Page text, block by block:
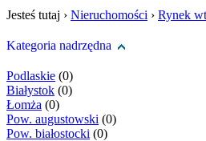
Jesteś tutaj › Nieruchomości › Rynek
Kategoria nadrzędna
Podlaskie (0)
Białystok (0)
Łomża (0)
Pow. augustowski (0)
Pow. białostocki (0)